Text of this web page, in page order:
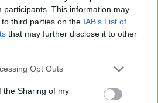
participants. This information may
third parties on the IAB’s List of
that may further disclose it to other
Opt Outs
the Sharing of my
καύσωνα με θερμοκρασίες άνω
2026